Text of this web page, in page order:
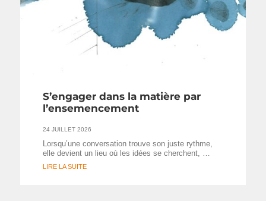
S’engager dans la matière par
l’ensemencement
24 JUILLET 2026
Lorsqu’une conversation trouve son juste rythme,
elle devient un lieu où les idées se cherchent, …
LIRE LA SUITE